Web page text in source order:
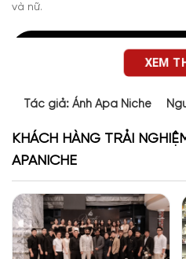
và nữ.
XEM
Tác giả: Ánh Apa Niche
KHÁCH HÀNG TRẢI
APANICHE